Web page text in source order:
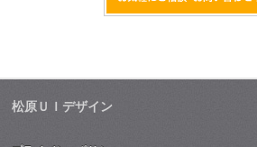
松原ＵＩデザイン